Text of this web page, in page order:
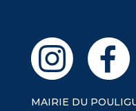
MAIRIE DU